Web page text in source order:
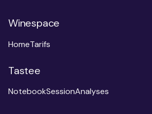
Winespace
HomeTarifs
Tastee
NotebookSessionAnalyses